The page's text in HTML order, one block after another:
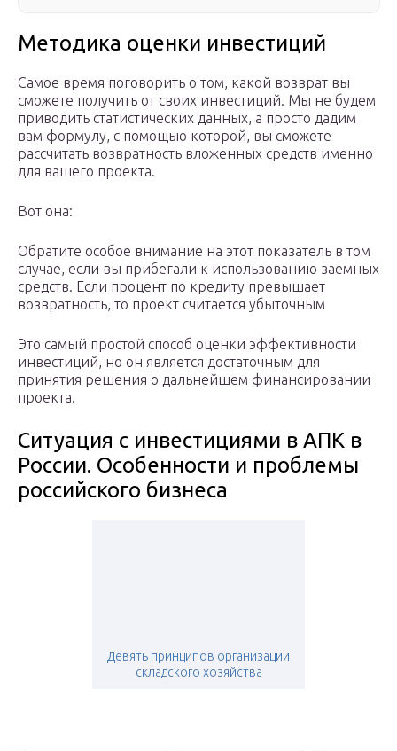
Методика оценки инвестиций
Самое время поговорить о том, какой возврат вы
сможете получить от своих инвестиций. Мы не будем
приводить статистических данных, а просто дадим
вам формулу, с помощью которой, вы сможете
рассчитать возвратность вложенных средств именно
для вашего проекта.
Вот она:
Обратите особое внимание на этот показатель в том
случае, если вы прибегали к использованию заемных
средств. Если процент по кредиту превышает
возвратность, то проект считается убыточным
Это самый простой способ оценки эффективности
инвестиций, но он является достаточным для
принятия решения о дальнейшем финансировании
проекта.
Ситуация с инвестициями в АПК в
России. Особенности и проблемы
российского бизнеса
Девять принципов организации
складского хозяйства